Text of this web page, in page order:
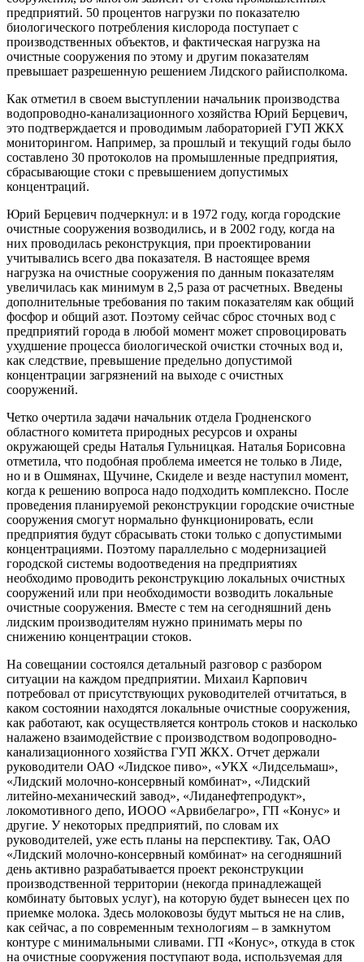
предприятий. 50 процентов нагрузки по показателю
биологического потребления кислорода поступает с
производственных объектов, и фактическая нагрузка на
очистные сооружения по этому и другим показателям
превышает разрешенную решением Лидского райисполкома.
Как отметил в своем выступлении начальник производства
водопроводно-канализационного хозяйства Юрий Берцевич,
это подтверждается и проводимым лабораторией ГУП ЖКХ
мониторингом. Например, за прошлый и текущий годы было
составлено 30 протоколов на промышленные предприятия,
сбрасывающие стоки с превышением допустимых
концентраций.
Юрий Берцевич подчеркнул: и в 1972 году, когда городские
очистные сооружения возводились, и в 2002 году, когда на
них проводилась реконструкция, при проектировании
учитывались всего два показателя. В настоящее время
нагрузка на очистные сооружения по данным показателям
увеличилась как минимум в 2,5 раза от расчетных. Введены
дополнительные требования по таким показателям как общий
фосфор и общий азот. Поэтому сейчас сброс сточных вод с
предприятий города в любой момент может спровоцировать
ухудшение процесса биологической очистки сточных вод и,
как следствие, превышение предельно допустимой
концентрации загрязнений на выходе с очистных
сооружений.
Четко очертила задачи начальник отдела Гродненского
областного комитета природных ресурсов и охраны
окружающей среды Наталья Гульницкая. Наталья Борисовна
отметила, что подобная проблема имеется не только в Лиде,
но и в Ошмянах, Щучине, Скиделе и везде наступил момент,
когда к решению вопроса надо подходить комплексно. После
проведения планируемой реконструкции городские очистные
сооружения смогут нормально функционировать, если
предприятия будут сбрасывать стоки только с допустимыми
концентрациями. Поэтому параллельно с модернизацией
городской системы водоотведения на предприятиях
необходимо проводить реконструкцию локальных очистных
сооружений или при необходимости возводить локальные
очистные сооружения. Вместе с тем на сегодняшний день
лидским производителям нужно принимать меры по
снижению концентрации стоков.
На совещании состоялся детальный разговор с разбором
ситуации на каждом предприятии. Михаил Карпович
потребовал от присутствующих руководителей отчитаться, в
каком состоянии находятся локальные очистные сооружения,
как работают, как осуществляется контроль стоков и насколько
налажено взаимодействие с производством водопроводно-
канализационного хозяйства ГУП ЖКХ. Отчет держали
руководители ОАО «Лидское пиво», «УКХ «Лидсельмаш»,
«Лидский молочно-консервный комбинат», «Лидский
литейно-механический завод», «Лиданефтепродукт»,
локомотивного депо, ИООО «Арвибелагро», ГП «Конус» и
другие. У некоторых предприятий, по словам их
руководителей, уже есть планы на перспективу. Так, ОАО
«Лидский молочно-консервный комбинат» на сегодняшний
день активно разрабатывается проект реконструкции
производственной территории (некогда принадлежащей
комбинату бытовых услуг), на которую будет вынесен цех по
приемке молока. Здесь молоковозы будут мыться не на слив,
как сейчас, а по современным технологиям – в замкнутом
контуре с минимальными сливами. ГП «Конус», откуда в сток
на очистные сооружения поступают вода, используемая для